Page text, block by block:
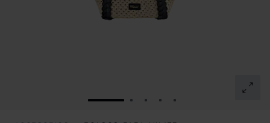
IR A LA DIAPOSITIVA 1
IR A LA DIAPOSITIVA 2
IR A LA DIAPOSITIVA 3
IR A LA DIAPOSITIVA
IR A LA